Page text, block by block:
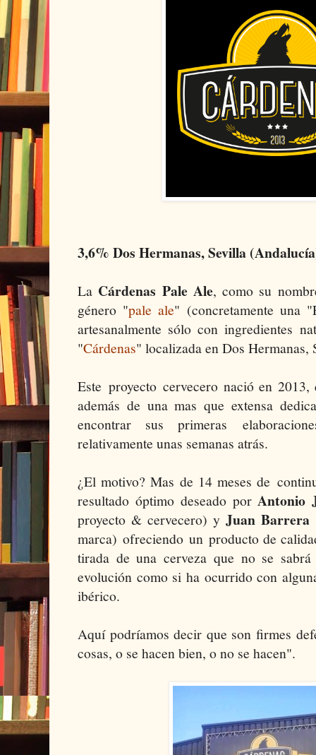
3,6% Dos Hermanas, Sevilla
La Cárdenas Pale Ale, como su
género "pale ale" (concretamente una
artesanalmente sólo con ingredientes
"Cárdenas" localizada en Dos Hermanas,
Este proyectocervecero nació en 2013,
además de una mas que extensa
encontrar sus primeras
relativamente unas semanas atrás.
¿El motivo? Mas de 14 meses de
resultado óptimo deseado porAntonio
proyecto & cervecero) y Juan Barrera
marca) ofreciendo un producto de
tirada de una cerveza que no se
evolución como si ha ocurrido con
ibérico.
Aquí podríamos decir que son firmes
cosas, o se hacen bien, o no se hacen".